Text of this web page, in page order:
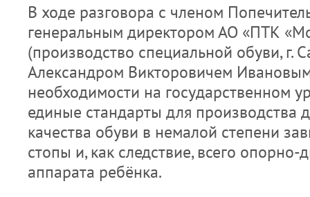
В ходе разговора с членом
генеральным директором АО «ПТК
(производство специальной обуви, г.
Александром Викторовичем
необходимости на государственном
единые стандарты для производства
качества обуви в немалой степени
стопы и, как следствие, всего опорно-
аппарата ребёнка.